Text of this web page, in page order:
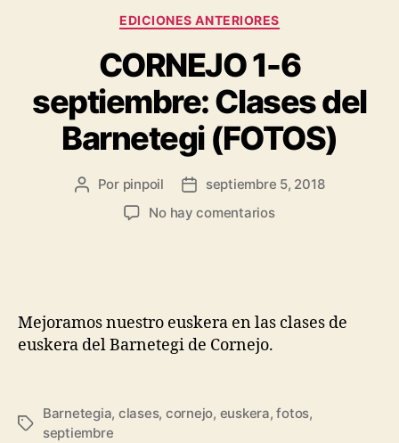
EDICIONES ANTERIORES
CORNEJO 1-6
septiembre: Clases del
Barnetegi (FOTOS)
Por pinpoil
septiembre 5, 2018
No hay comentarios
Mejoramos nuestro euskera en las clases de
euskera del Barnetegi de Cornejo.
Barnetegia, clases, cornejo, euskera,fotos,
septiembre